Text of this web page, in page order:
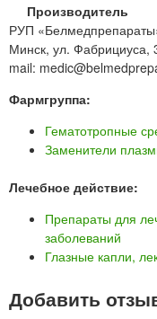
Производитель
РУП
Минск, ул. Фабрициуса,
mail:
Фармгруппа:
Гематотропные
Заменители
Лечебное действие:
Препараты для
заболеваний
Глазные капли,
Добавить